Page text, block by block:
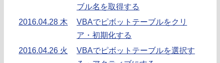
ブル名を取得する
2016.04.28 木
VBAでピボットテーブルをクリ
ア・初期化する
2016.04.26 火
VBAでピボットテーブルを選択す